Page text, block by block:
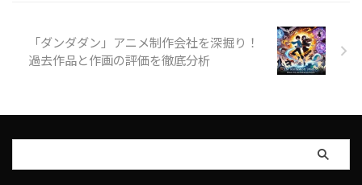
と、ほのぼのとした日常が同じ世
界 ...
「ダンダダン」アニメ制作会社を深掘り！
過去作品と作画の評価を徹底分析